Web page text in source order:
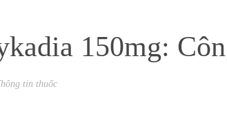
150mg:
tin thuốc